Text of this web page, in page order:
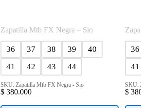
Zapatilla Mtb FX Negra – Sio
36 37 38 39
40
41
42 43 44
SKU: Zapatilla Mtb FX Negra - Sio
$ 380.000
36
41
SKU:
$